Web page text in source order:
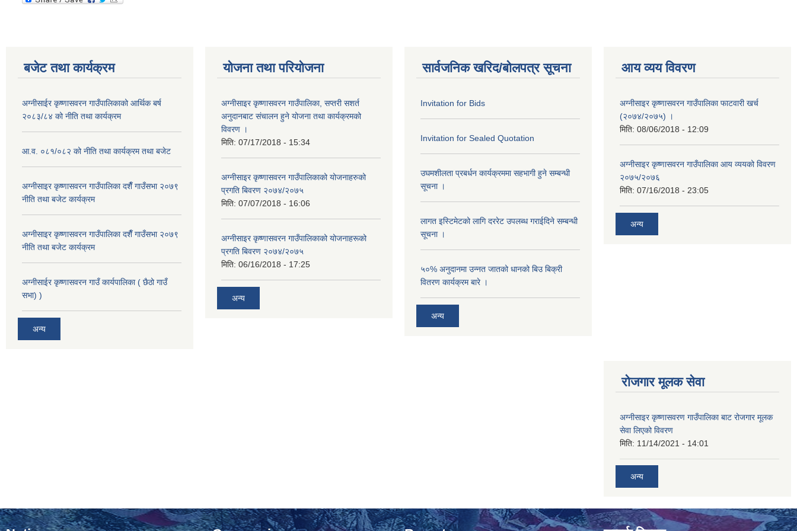
बजेट तथा कार्यक्रम
अग्नीसाईर कृष्णासवरन गाउँपालिकाको आर्थिक बर्ष
२०८३/८४ को नीति तथा कार्यक्रम
आ.व. ०८१/०८२ को नीति तथा कार्यक्रम तथा बजेट
अग्नीसाइर कृष्णासवरन गाउँपालिका दशैँ गाउँसभा २०७९
नीति तथा बजेट कार्यक्रम
अग्नीसाइर कृष्णासवरन गाउँपालिका दशैँ गाउँसभा २०७९
नीति तथा बजेट कार्यक्रम
अग्नीसाईर कृष्णासवरन गाउँ कार्यपालिका ( छैठो गाउँ
सभा) )
अन्य
योजना तथा परियोजना
अग्नीसाइर कृष्णासवरन गाउँपालिका, सप्तरी सशर्त
अनुदानबाट संचालन हुने योजना तथा कार्यक्रमको
विवरण ।
मिति: 07/17/2018 - 15:34
अग्नीसाइर कृष्णासवरन गाउँपालिकाको योजनाहरुको
प्रगति बिवरण २०७४/२०७५
मिति: 07/07/2018 - 16:06
अग्नीसाइर कृष्णासवरन गाउँपालिकाको योजनाहरूको
प्रगति बिवरण २०७४/२०७५
मिति: 06/16/2018 - 17:25
अन्य
सार्वजनिक खरिद/बोलपत्र सूचना
Invitation for Bids
Invitation for Sealed Quotation
उघमशीलता प्रबर्धन कार्यक्रममा सहभागी हुने सम्बन्धी
सूचना ।
लागत इस्टिमेटको लागि दररेट उपलब्ध गराईदिने सम्बन्धी
सूचना ।
५०% अनुदानमा उन्नत जातको धानको बिउ बिक्री
वितरण कार्यक्रम बारे ।
अन्य
आय व्यय विवरण
अग्नीसाइर कृष्णासवरन गाउँपालिका फाटवारी खर्च
(२०७४/२०७५) ।
मिति: 08/06/2018 - 12:09
अग्नीसाइर कृष्णासवरन गाउँपालिका आय व्ययको विवरण
२०७५/२०७६
मिति: 07/16/2018 - 23:05
अन्य
रोजगार मूलक सेवा
अग्नीसाइर कृष्णासवरण गाउँपालिका बाट रोजगार मूलक
सेवा लिएको विवरण
मिति: 11/14/2021 - 14:01
अन्य